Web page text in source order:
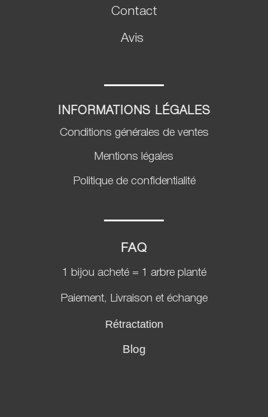
Contact
Avis
INFORMATIONS LÉGALES
Conditions générales de ventes
Mentions légales
Politique de confidentialité
FAQ
1 bijou acheté = 1 arbre planté
Paiement, Livraison et échange
Rétractation
Blog